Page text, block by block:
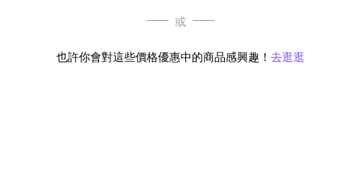
或
也許你會對這些價格優惠中的商品感興趣！ 去逛逛